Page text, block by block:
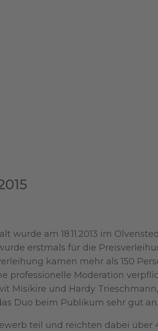
wurde am 18.11.2013 im
erstmals für die
kamen mehr als 150
professionelle Moderation
Misikire und Hardy
Duo beim Publikum sehr gut an.
teil und reichten dabei über